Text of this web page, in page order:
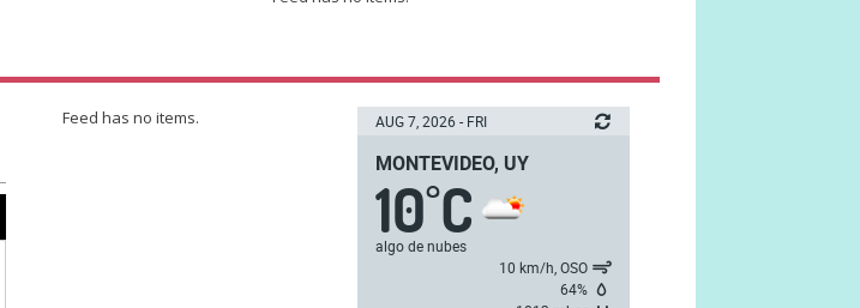
Feed has no items. AUG 7, 2026 - FRI
MONTEVIDEO, UY
10°C
algo de nubes
10 km/h, OSO
64%